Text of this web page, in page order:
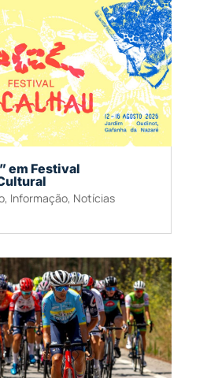
em Festival
, Informação, Notícias